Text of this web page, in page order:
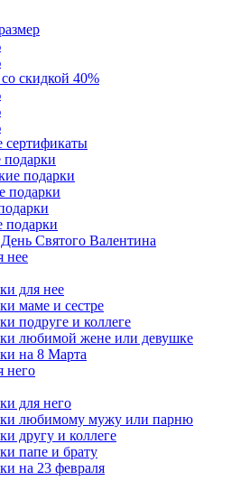
скидкой 40%
сертификаты
подарки
подарки
подарки
Святого Валентина
нее
для нее
маме и сестре
подруге и коллеге
любимой жене или девушке
на 8 Марта
него
для него
любимому мужу или парню
другу и коллеге
папе и брату
на 23 февраля